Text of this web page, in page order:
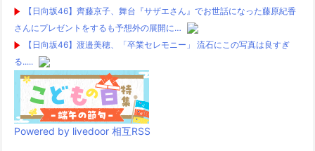
【日向坂46】齊藤京子、舞台『サザエさん』でお世話になった藤原紀香
さんにプレゼントをするも予想外の展開に…
【日向坂46】渡邉美穂、「卒業セレモニー」 流石にこの写真は良すぎ
る.....
Powered by livedoor 相互RSS